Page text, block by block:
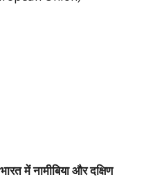
में नामीबिया और दक्षिण